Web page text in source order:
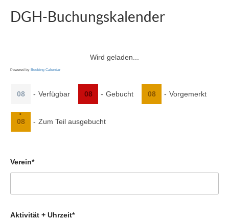
DGH-Buchungskalender
Wird geladen...
Powered by Booking Calendar
08 - Verfügbar 08 - Gebucht 08 - Vorgemerkt
·
08 - Zum Teil ausgebucht
Verein*
Aktivität + Uhrzeit*